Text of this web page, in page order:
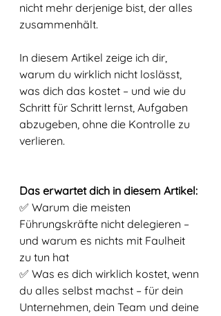
nicht mehr derjenige bist, der alles
zusammenhält.
In diesem Artikel zeige ich dir,
warum du wirklich nicht loslässt,
was dich das kostet – und wie du
Schritt für Schritt lernst, Aufgaben
abzugeben, ohne die Kontrolle zu
verlieren.
Das erwartet dich in diesem Artikel:
✅ Warum die meisten
Führungskräfte nicht delegieren –
und warum es nichts mit Faulheit
zu tun hat
✅ Was es dich wirklich kostet, wenn
du alles selbst machst – für dein
Unternehmen, dein Team und deine